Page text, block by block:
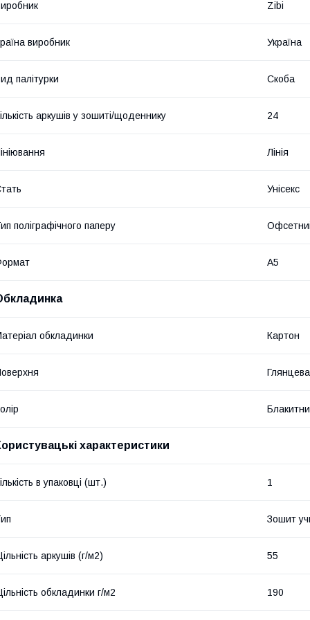
Zibi
виробник Україна
палітурки Скоба
аркушів у зошиті/щоденнику 24
Лінія
Унісекс
поліграфічного паперу
A5
обкладинки Картон
Глянцева
характеристики
в упаковці (шт.) 1
Зошит
аркушів (г/м2) 55
обкладинки г/м2 190